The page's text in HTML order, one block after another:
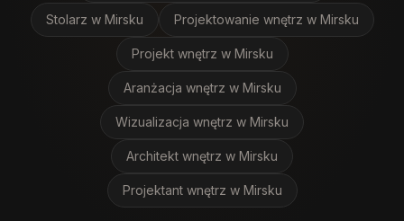
Stolarz w Mirsku Projektowanie wnętrz w Mirsku
Projekt wnętrz w Mirsku
Aranżacja wnętrz w Mirsku
Wizualizacja wnętrz w Mirsku
Architekt wnętrz w Mirsku
Projektant wnętrz w Mirsku